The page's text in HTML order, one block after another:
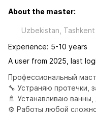
About the master:
Uzbekistan, Tashkent
Experience: 5-10 years
A user from 2025, last
Профессиональный
🔧 Устраняю протечки,
🚿 Устанавливаю
⚙️ Работы любой